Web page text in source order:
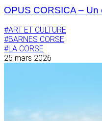
OPUS CORSICA – Un
#ART ET CULTURE
#BARNES CORSE
#LA CORSE
25 mars 2026